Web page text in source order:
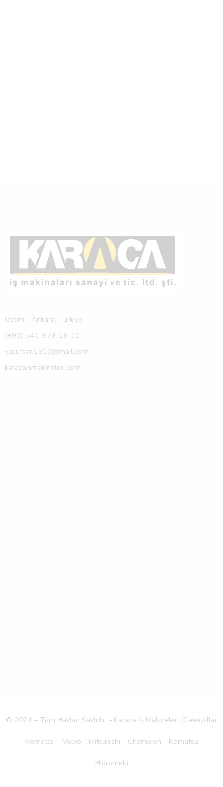
Ostim - Ankara, Turkiye.
(+90)-541-579-19-10
yusufsari1910@mail.com
karacaismakineleri.com
© 2024 – Tüm Hakları Saklıdır! – Karaca İş Makineleri (Caterpillar
– Komatsu – Volvo – Mitsubishi – Champion – Komatsu –
Hidromek)